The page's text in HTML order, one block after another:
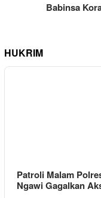
Babinsa
HUKRIM
Patroli Malam
Ngawi Gagalkan